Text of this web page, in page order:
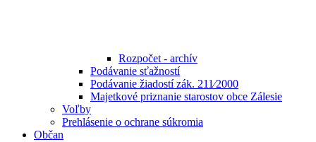
Rozpočet - archív
Podávanie sťažností
Podávanie žiadostí zák. 211⁄2000
Majetkové priznanie starostov obce Zálesie
Voľby
Prehlásenie o ochrane súkromia
Občan